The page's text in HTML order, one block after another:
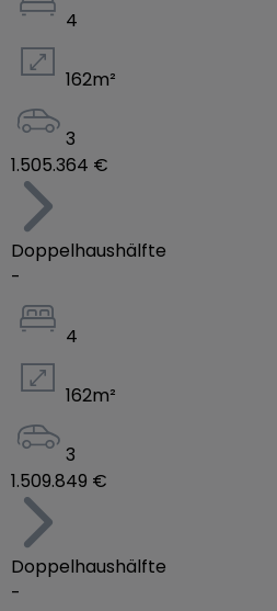
4
162m²
3
1.505.364 €
Doppelhaushälfte
-
4
162m²
3
1.509.849 €
Doppelhaushälfte
-